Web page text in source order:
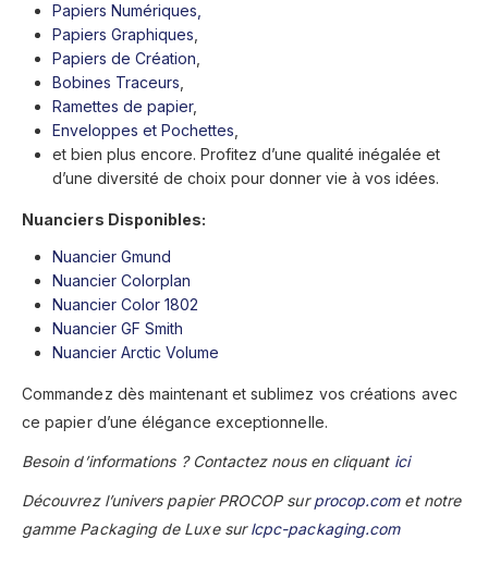
Papiers Numériques,
Papiers Graphiques
Papiers de Création
Bobines Traceurs
Ramettes de papier,
Enveloppes et Pochettes
et bien plus encore. Profitez d’une qualité inégalée et
d’une diversité de choix pour donner vie à vos idées.
Nuanciers Disponibles:
Nuancier Gmund
Nuancier Colorplan
Nuancier Color 1802
Nuancier GF Smith
Nuancier Arctic Volume
Commandez dès maintenant et sublimez vos créations avec
ce papier d’une élégance exceptionnelle.
Besoin d’informations ? Contactez nous en cliquant ici
Découvrez l’univers papier PROCOP surprocop.comet notre
gamme Packaging de Luxe surlcpc-packaging.com